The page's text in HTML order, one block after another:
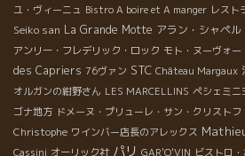
ユ・ヴィーニュ Bistro A boire et A manger レスト
Seiko san La Grande Motte アラン・シャペル
アンリー・フレデリック・ロック モト・ヌーヴォー
des Capriers 76ヴァン STC Château Margaux
オルガンの紺野さん LES MARCELLINS ペシェミニ
ゴナ地方 ドメーヌ・プリューレ・サン・クリストフ
Christophe ワインバー店長のアレックス
Cassini オーリック社 パリ GAR'O'VIN ビストロ